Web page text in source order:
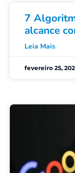
7
alcance
Leia Mais
fevereiro 25,